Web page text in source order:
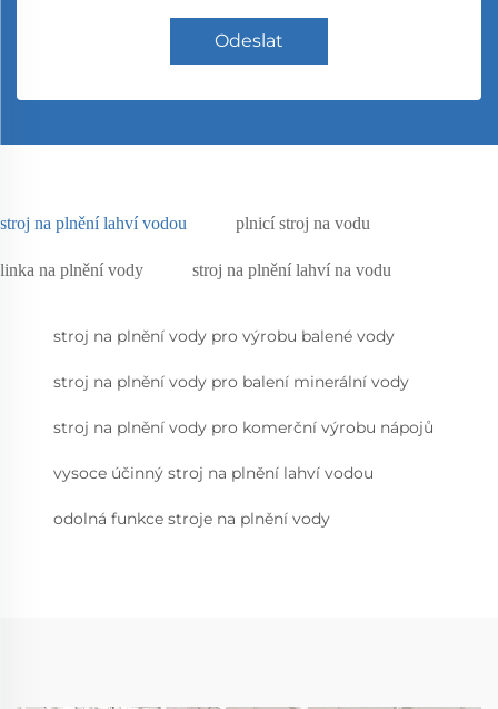
Odeslat
stroj na plnění lahví vodou plnicí stroj na vodu
linka na plnění vody stroj na plnění lahví na vodu
stroj na plnění vody pro výrobu balené vody
stroj na plnění vody pro balení minerální vody
stroj na plnění vody pro komerční výrobu nápojů
vysoce účinný stroj na plnění lahví vodou
odolná funkce stroje na plnění vody